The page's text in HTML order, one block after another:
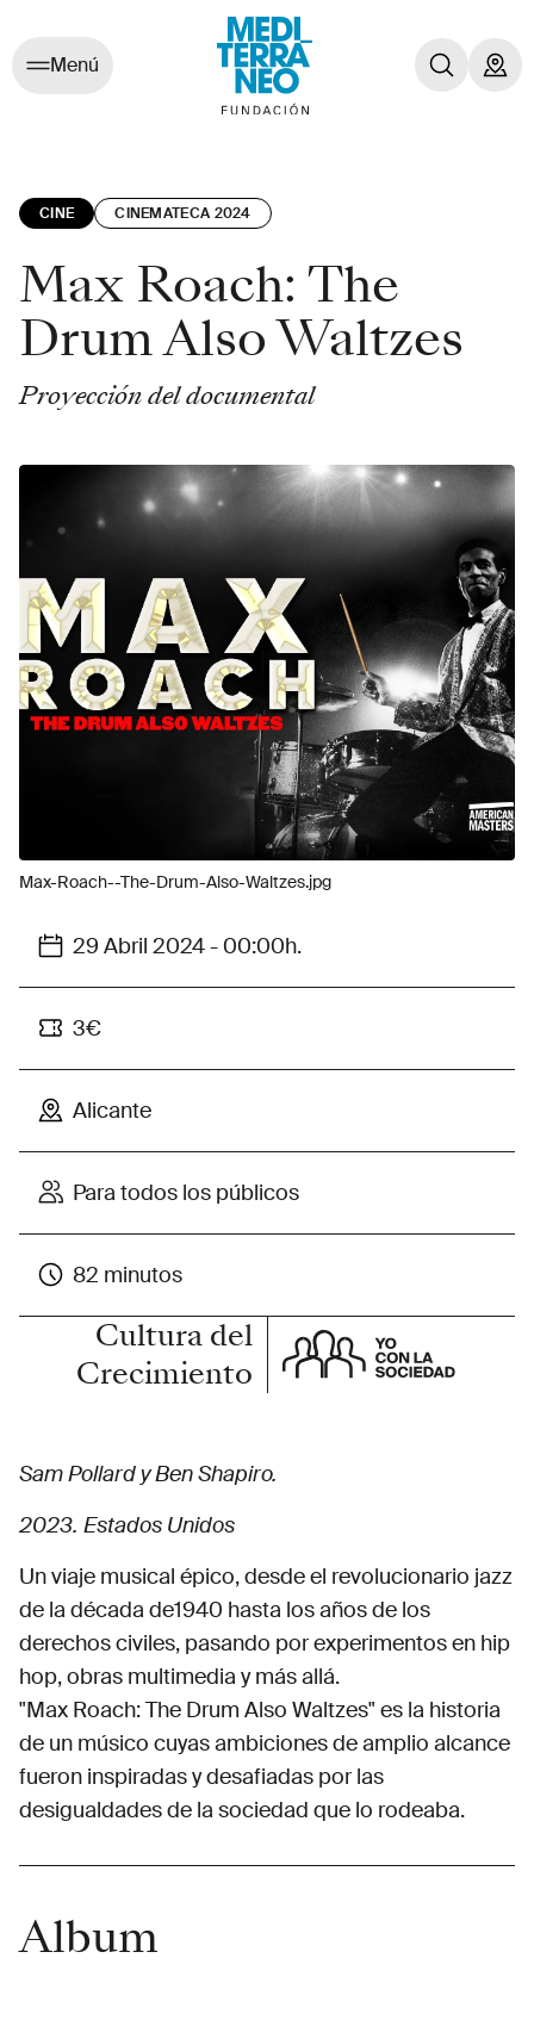
Menú
CINE CINEMATECA 2024
Max Roach: The
Drum Also Waltzes
Proyección del documental
Max-Roach--The-Drum-Also-Waltzes.jpg
29 Abril 2024 - 00:00h.
3€
Alicante
Para todos los públicos
82 minutos
Cultura del
Crecimiento
Sam Pollard y Ben Shapiro.
2023. Estados Unidos
Un viaje musical épico, desde el revolucionario jazz
de la década de1940 hasta los años de los
derechos civiles, pasando por experimentos en hip
hop, obras multimedia y más allá.
"Max Roach: The Drum Also Waltzes" es la historia
de un músico cuyas ambiciones de amplio alcance
fueron inspiradas y desafiadas por las
desigualdades de la sociedad que lo rodeaba.
Album